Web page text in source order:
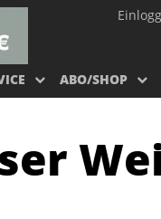
ABO/SHOP